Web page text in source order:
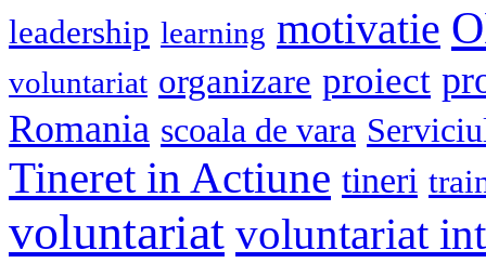
leadership learning motivatie
voluntariat organizare proiect
Romania scoala de vara
Tineret in Actiune tineri
voluntariat voluntariat